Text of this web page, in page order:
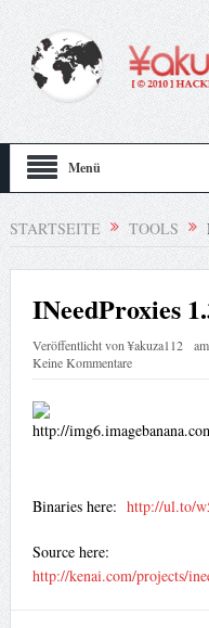
Menü
STARTSEITE TOOLS
INeedProxies
Veröffentlicht von¥akuza112 am
Keine Kommentare
Binaries here: http://ul.to/
Source here:
http://kenai.com/projects/